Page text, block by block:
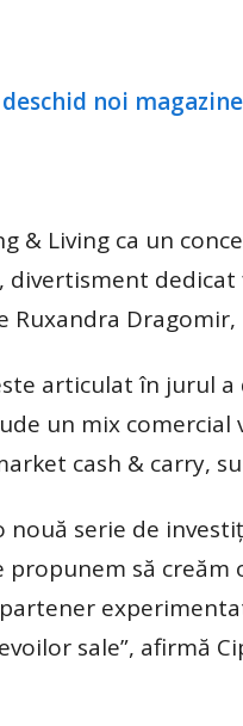
& Living ca un
Ruxandra
articulat în jurul
un mix
cash & carry,
serie de
propunem să
sale”, afirmă